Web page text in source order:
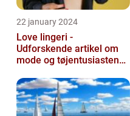
22 january 2024
Love lingeri -
Udforskende artikel om
mode og tøjentusiastens